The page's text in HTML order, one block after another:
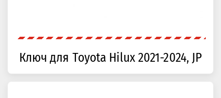
Ключ для Toyota Hilux 2021-2024, JP